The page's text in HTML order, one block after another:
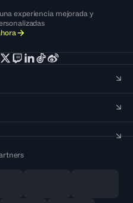
experiencia mejorada y